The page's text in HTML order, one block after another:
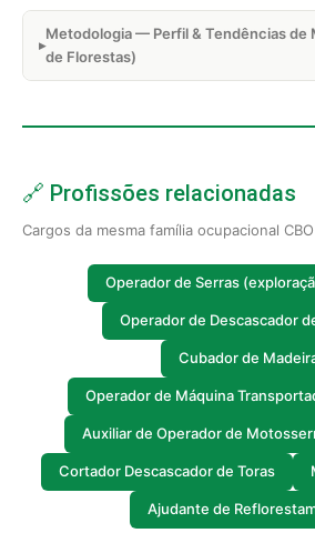
Metodologia — Perfil & Tendências de
de Florestas)
🔗 Profissões relacionadas
Cargos da mesma família ocupacional CBO
Operador de Serras
Operador de Descascador
Cubador de
Operador de Máquina
Auxiliar de Operador de
Cortador Descascador de Toras
Ajudante de